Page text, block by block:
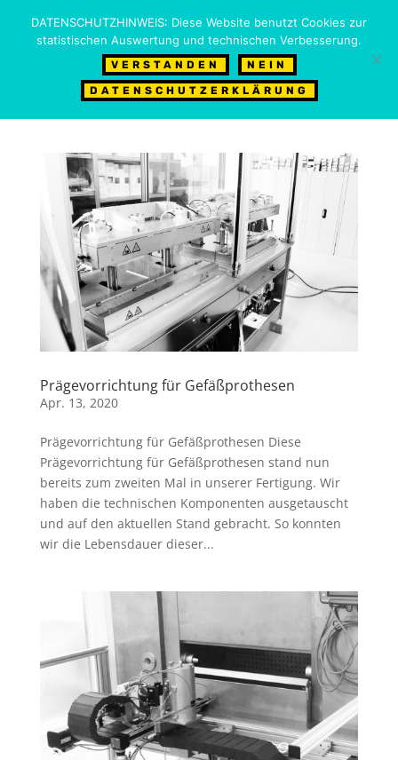
06623 – 923 66 0 info@mundinger.de
Prägevorrichtung für Gefäßprothesen
Apr. 13, 2020
Prägevorrichtung für Gefäßprothesen Diese
Prägevorrichtung für Gefäßprothesen stand nun
bereits zum zweiten Mal in unserer Fertigung. Wir
haben die technischen Komponenten ausgetauscht
und auf den aktuellen Stand gebracht. So konnten
wir die Lebensdauer dieser...
DATENSCHUTZHINWEIS: Diese Website benutzt Cookies zur
statistischen Auswertung und technischen Verbesserung.
VERSTANDEN NEIN
DATENSCHUTZERKLÄRUNG